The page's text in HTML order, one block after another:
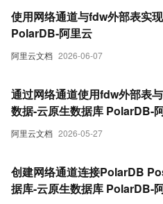
阿里云文档 2026-06-07
使用网络通道与fdw外部表实
PolarDB-阿里云
阿里云文档 2026-05-27
通过网络通道使用fdw外部表
数据-云原生数据库 PolarDB-
创建网络通道连接PolarDB
据库-云原生数据库 PolarDB-